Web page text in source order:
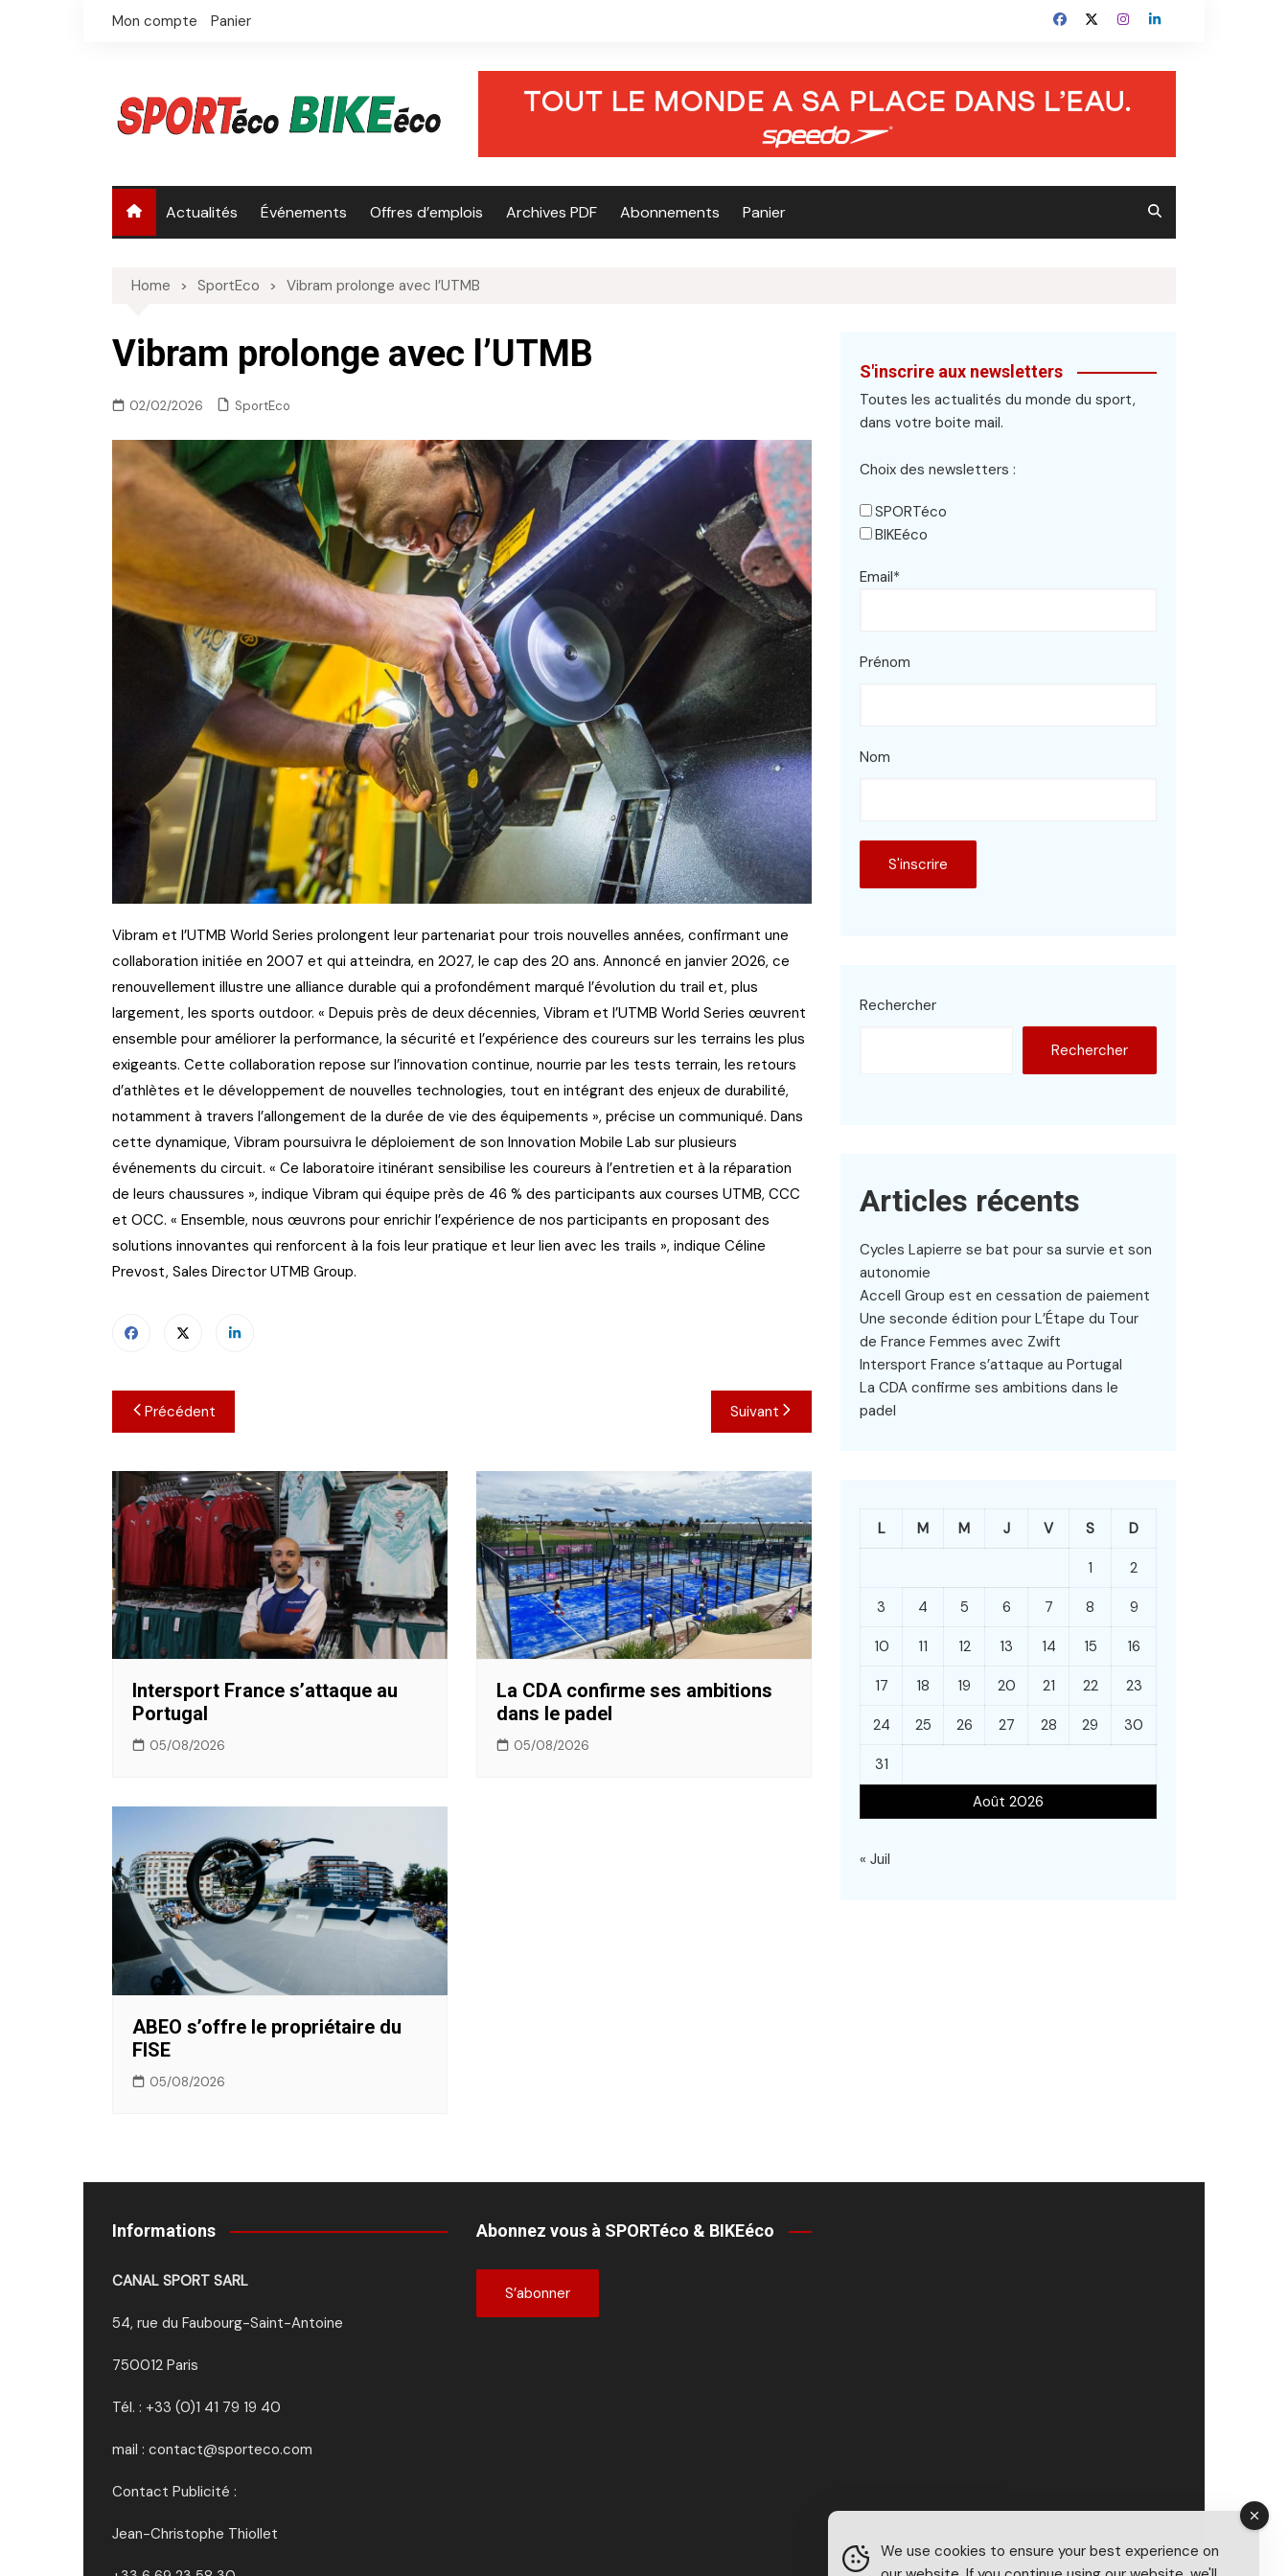
Mon compte Panier
Actualités Événements Offres d’emplois Archives PDF Abonnements Panier
Home SportEco Vibram prolonge avec l’UTMB
Vibram prolonge avec l’UTMB
02/02/2026 SportEco
Vibram et l’UTMB World Series prolongent leur partenariat pour trois nouvelles années, confirmant une
collaboration initiée en 2007 et qui atteindra, en 2027, le cap des 20 ans. Annoncé en janvier 2026, ce
renouvellement illustre une alliance durable qui a profondément marqué l’évolution du trail et, plus
largement, les sports outdoor. « Depuis près de deux décennies, Vibram et l’UTMB World Series œuvrent
ensemble pour améliorer la performance, la sécurité et l’expérience des coureurs sur les terrains les plus
exigeants. Cette collaboration repose sur l’innovation continue, nourrie par les tests terrain, les retours
d’athlètes et le développement de nouvelles technologies, tout en intégrant des enjeux de durabilité,
notamment à travers l’allongement de la durée de vie des équipements », précise un communiqué. Dans
cette dynamique, Vibram poursuivra le déploiement de son Innovation Mobile Lab sur plusieurs
événements du circuit. « Ce laboratoire itinérant sensibilise les coureurs à l’entretien et à la réparation
de leurs chaussures », indique Vibram qui équipe près de 46 % des participants aux courses UTMB, CCC
et OCC. « Ensemble, nous œuvrons pour enrichir l’expérience de nos participants en proposant des
solutions innovantes qui renforcent à la fois leur pratique et leur lien avec les trails », indique Céline
Prevost, Sales Director UTMB Group.
Navigation
de
l’article
Précédent Suivant
Intersport France s’attaque au
Portugal
05/08/2026
La CDA confirme ses ambitions
dans le padel
05/08/2026
ABEO s’offre le propriétaire du
FISE
05/08/2026
S'inscrire aux newsletters
Toutes les actualités du monde du sport,
dans votre boite mail.
Choix des newsletters :
SPORTéco
BIKEéco
Email*
Prénom
Nom
Rechercher
Rechercher
Articles récents
Cycles Lapierre se bat pour sa survie et son
autonomie
Accell Group est en cessation de paiement
Une seconde édition pour L’Étape du Tour
de France Femmes avec Zwift
Intersport France s’attaque au Portugal
La CDA confirme ses ambitions dans le
padel
Août 2026
L M M J V S D
1 2
3 4 5 6 7 8 9
10 11 12 13 14 15 16
17 18 19 20 21 22 23
24 25 26 27 28 29 30
31
« Juil
Informations
CANAL SPORT SARL
54, rue du Faubourg-Saint-Antoine
750012 Paris
Tél. : +33 (0)1 41 79 19 40
mail : contact@sporteco.com
Contact Publicité :
Jean-Christophe Thiollet
Abonnez vous à SPORTéco & BIKEéco
S’abonner
We use cookies to ensure your best experience on